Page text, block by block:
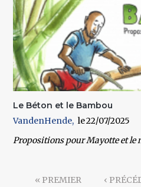
Le Béton et le Bambou
VandenHende
22/07/2025
Propositions pour Mayotte et le
« PREMIER ‹